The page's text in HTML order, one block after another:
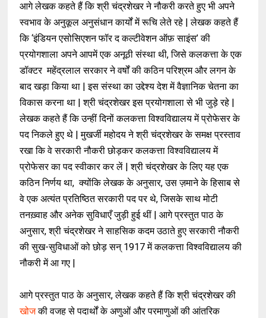
आगे लेखक कहते हैं कि श्री चंद्रशेखर ने नौकरी करते हुए भी अपने
स्वभाव के अनुकूल अनुसंधान कार्यों में रूचि लेते रहे | लेखक कहते हैं
कि ‘इंडियन एसोसिएशन फॉर द कल्टीवेशन ऑफ़ साइंस’ की
प्रयोगशाला अपने आपमें एक अनूठी संस्था थी, जिसे कलकत्ता के एक
डॉक्टर महेंद्रलाल सरकार ने वर्षों की कठिन परिश्रम और लगन के
बाद खड़ा किया था | इस संस्था का उद्देश्य देश में वैज्ञानिक चेतना का
विकास करना था | श्री चंद्रशेखर इस प्रयोगशाला से भी जुड़े रहे |
लेखक कहते हैं कि उन्हीं दिनों कलकत्ता विश्वविद्यालय में प्रोफेसर के
पद निकले हुए थे | मुखर्जी महोदय ने श्री चंद्रशेखर के समक्ष प्रस्ताव
रखा कि वे सरकारी नौकरी छोड़कर कलकत्ता विश्वविद्यालय में
प्रोफेसर का पद स्वीकार कर लें | श्री चंद्रशेखर के लिए यह एक
कठिन निर्णय था, क्योंकि लेखक के अनुसार, उस ज़माने के हिसाब से
वे एक अत्यंत प्रतिष्ठित सरकारी पद पर थे, जिसके साथ मोटी
तनख़्वाह और अनेक सुविधाएँ जुड़ी हुई थीं | आगे प्रस्तुत पाठ के
अनुसार, श्री चंद्रशेखर ने साहसिक कदम उठाते हुए सरकारी नौकरी
की सुख-सुविधाओं को छोड़ सन् 1917 में कलकत्ता विश्वविद्यालय की
नौकरी में आ गए |
आगे प्रस्तुत पाठ के अनुसार, लेखक कहते हैं कि श्री चंद्रशेखर की
खोजकी वजह से पदार्थों के अणुओं और परमाणुओं की आंतरिक